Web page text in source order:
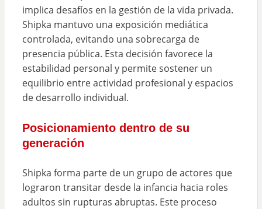
implica desafíos en la gestión de la vida privada.
Shipka mantuvo una exposición mediática
controlada, evitando una sobrecarga de
presencia pública. Esta decisión favorece la
estabilidad personal y permite sostener un
equilibrio entre actividad profesional y espacios
de desarrollo individual.
Posicionamiento dentro de su
generación
Shipka forma parte de un grupo de actores que
lograron transitar desde la infancia hacia roles
adultos sin rupturas abruptas. Este proceso